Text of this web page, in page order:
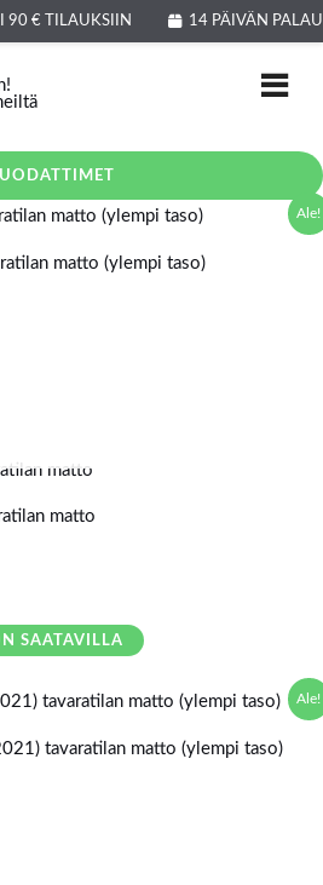
90 € TILAUKSIIN 14 PÄIVÄN
Ale!
matto (ylempi taso)
matto
SAATAVILLA
Ale!
tavaratilan matto (ylempi taso)